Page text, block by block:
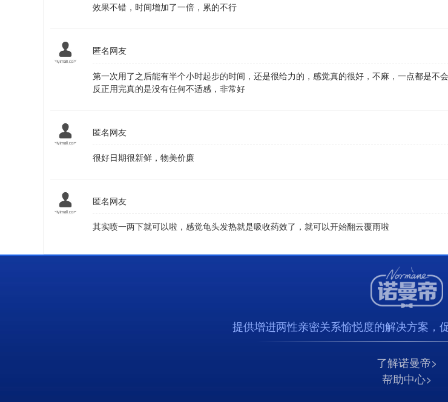
效果不错，时间增加了一倍，累的不行
匿名网友
第一次用了之后能有半个小时起步的时间，还是很给力的，感觉真的很好，不麻，一点都是不
反正用完真的是没有任何不适感，非常好
匿名网友
很好日期很新鲜，物美价廉
匿名网友
其实喷一两下就可以啦，感觉龟头发热就是吸收药效了，就可以开始翻云覆雨啦
提供增进两性亲密关系愉悦度的解决方案，
了解诺曼帝>
帮助中心>